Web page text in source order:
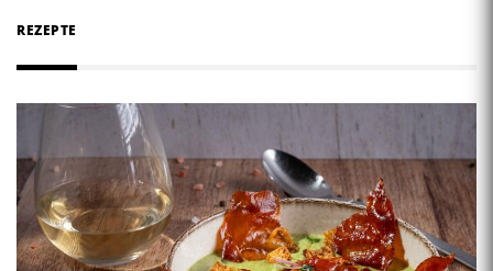
REZEPTE